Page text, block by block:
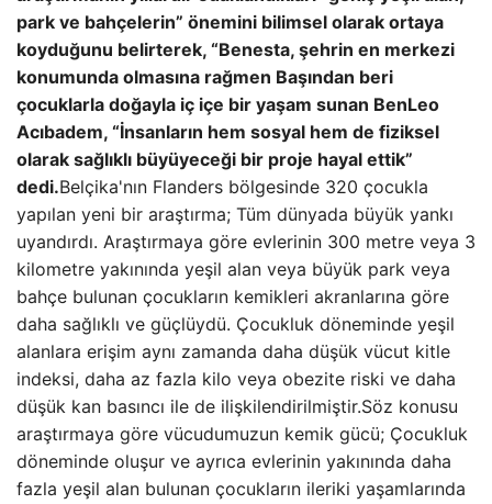
park ve bahçelerin” önemini bilimsel olarak ortaya
koyduğunu belirterek, “Benesta, şehrin en merkezi
konumunda olmasına rağmen Başından beri
çocuklarla doğayla iç içe bir yaşam sunan BenLeo
Acıbadem, “İnsanların hem sosyal hem de fiziksel
olarak sağlıklı büyüyeceği bir proje hayal ettik”
dedi.Belçika'nın Flanders bölgesinde 320 çocukla
yapılan yeni bir araştırma; Tüm dünyada büyük yankı
uyandırdı. Araştırmaya göre evlerinin 300 metre veya 3
kilometre yakınında yeşil alan veya büyük park veya
bahçe bulunan çocukların kemikleri akranlarına göre
daha sağlıklı ve güçlüydü. Çocukluk döneminde yeşil
alanlara erişim aynı zamanda daha düşük vücut kitle
indeksi, daha az fazla kilo veya obezite riski ve daha
düşük kan basıncı ile de ilişkilendirilmiştir.Söz konusu
araştırmaya göre vücudumuzun kemik gücü; Çocukluk
döneminde oluşur ve ayrıca evlerinin yakınında daha
fazla yeşil alan bulunan çocukların ileriki yaşamlarında